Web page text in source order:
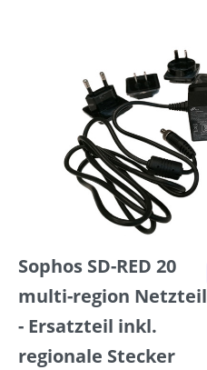
Sophos SD-RED 20
multi-region Netzteil
- Ersatzteil inkl.
regionale Stecker